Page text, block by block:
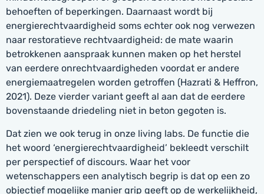
behoeften of beperkingen. Daarnaast wordt bij
energierechtvaardigheid soms echter ook nog verwezen
naar restoratieve rechtvaardigheid: de mate waarin
betrokkenen aanspraak kunnen maken op het herstel
van eerdere onrechtvaardigheden voordat er andere
energiemaatregelen worden getroffen (Hazrati & Heffron,
2021). Deze vierder variant geeft al aan dat de eerdere
bovenstaande driedeling niet in beton gegoten is.
Dat zien we ook terug in onze living labs. De functie die
het woord ‘energierechtvaardigheid’ bekleedt verschilt
per perspectief of discours. Waar het voor
wetenschappers een analytisch begrip is dat op een zo
objectief mogelijke manier grip geeft op de werkelijkheid,